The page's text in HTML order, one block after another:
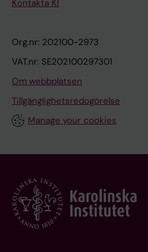
Kontakta KI
Org.nr: 202100-2973
VAT.nr: SE202100297301
Om webbplatsen
Tillgänglighetsredogörelse
Manage your cookies